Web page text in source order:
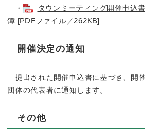
・
タウンミーティング開催申込
簿 [PDFファイル／262KB]
開催決定の通知
提出された開催申込書に基づき、開催
団体の代表者に通知します。
その他